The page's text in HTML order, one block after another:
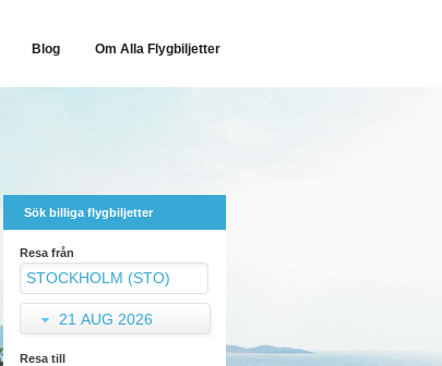
Blog Om Alla Flygbiljetter
Sök billiga flygbiljetter
Resa från
21 AUG 2026
Resa till